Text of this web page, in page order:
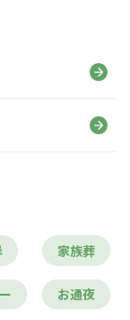
家族葬
お通夜